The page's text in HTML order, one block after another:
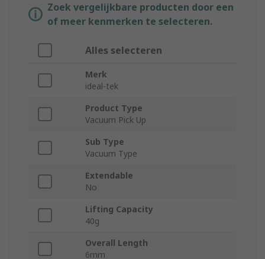
Zoek vergelijkbare producten door een
of meer kenmerken te selecteren.
Alles selecteren
Merk
ideal-tek
Product Type
Vacuum Pick Up
Sub Type
Vacuum Type
Extendable
No
Lifting Capacity
40g
Overall Length
6mm